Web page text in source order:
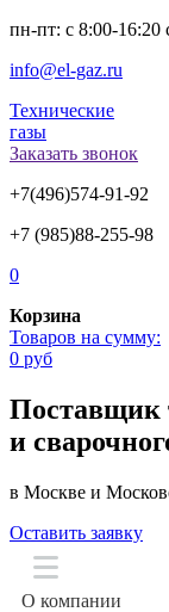
пн-пт: с 8:00-16:20
info@el-gaz.ru
Технические
газы
Заказать звонок
+7(496)574-91-92
+7 (985)88-255-98
0
Корзина
Товаров на сумму:
0 руб
Поставщик
и
в Москве и
Оставить заявку
О компании